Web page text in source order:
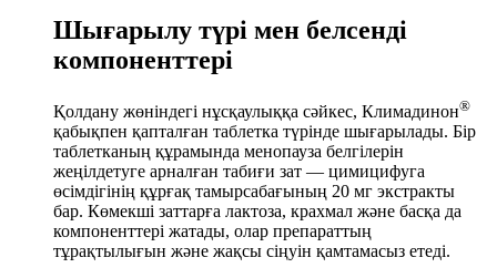
Шығарылу түрі мен белсенді
компоненттері
Қолдану жөніндегі нұсқаулыққа сәйкес, Климадинон®
қабықпен қапталған таблетка түрінде шығарылады. Бір
таблетканың құрамында менопауза белгілерін
жеңілдетуге арналған табиғи зат — цимицифуга
өсімдігінің құрғақ тамырсабағының 20 мг экстракты
бар. Көмекші заттарға лактоза, крахмал және басқа да
компоненттері жатады, олар препараттың
тұрақтылығын және жақсы сіңуін қамтамасыз етеді.